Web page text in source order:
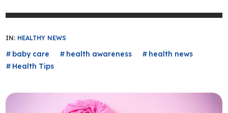
IN: HEALTHY NEWS
baby care health awareness
health news
Health Tips